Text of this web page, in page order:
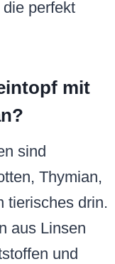
perfekt
mit
sind
Thymian,
tierisches drin.
aus Linsen
und